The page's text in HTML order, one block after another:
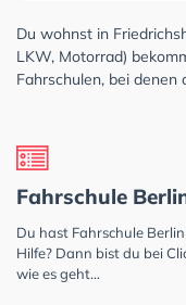
Du wohnst in
LKW, Motorrad)
Fahrschulen, bei
Fahrschule
Du hast Fahrschule
Hilfe? Dann bist du bei
wie es geht…